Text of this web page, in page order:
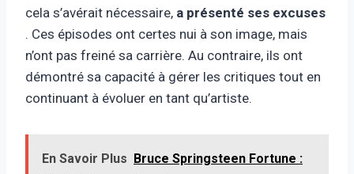
cela s’avérait nécessaire, a présenté ses excuses
. Ces épisodes ont certes nui à son image, mais
n’ont pas freiné sa carrière. Au contraire, ils ont
démontré sa capacité à gérer les critiques tout en
continuant à évoluer en tant qu’artiste.
En Savoir Plus Bruce Springsteen Fortune :